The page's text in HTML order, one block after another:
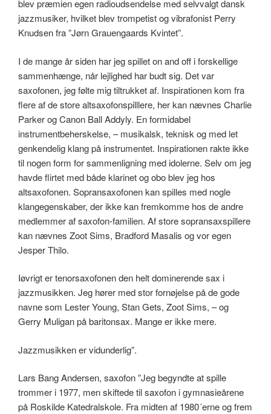
blev præmien egen radioudsendelse med selvvalgt dansk
jazzmusiker, hvilket blev trompetist og vibrafonist Perry
Knudsen fra ”Jørn Grauengaards Kvintet”.
I de mange år siden har jeg spillet on and off i forskellige
sammenhænge, når lejlighed har budt sig. Det var
saxofonen, jeg følte mig tiltrukket af. Inspirationen kom fra
flere af de store altsaxofonspilllere, her kan nævnes Charlie
Parker og Canon Ball Addyly. En formidabel
instrumentbeherskelse, – musikalsk, teknisk og med let
genkendelig klang på instrumentet. Inspirationen rakte ikke
til nogen form for sammenligning med idolerne. Selv om jeg
havde flirtet med både klarinet og obo blev jeg hos
altsaxofonen. Sopransaxofonen kan spilles med nogle
klangegenskaber, der ikke kan fremkomme hos de andre
medlemmer af saxofon-familien. Af store sopransaxspillere
kan nævnes Zoot Sims, Bradford Masalis og vor egen
Jesper Thilo.
Iøvrigt er tenorsaxofonen den helt dominerende sax i
jazzmusikken. Jeg hører med stor fornøjelse på de gode
navne som Lester Young, Stan Gets, Zoot Sims, – og
Gerry Muligan på baritonsax. Mange er ikke mere.
Jazzmusikken er vidunderlig”.
Lars Bang Andersen, saxofon ”Jeg begyndte at spille
trommer i 1977, men skiftede til saxofon i gymnasieårene
på Roskilde Katedralskole. Fra midten af 1980´erne og frem